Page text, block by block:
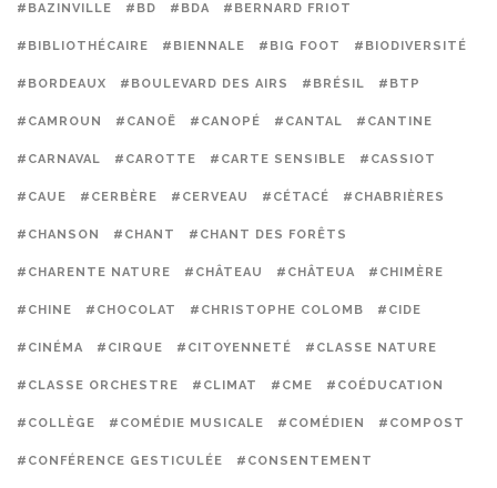
#BAZINVILLE #BD #BDA #BERNARD FRIOT
#BIBLIOTHÉCAIRE #BIENNALE #BIG FOOT #BIODIVERSITÉ
#BORDEAUX #BOULEVARD DES AIRS #BRÉSIL #BTP
#CAMROUN #CANOË #CANOPÉ #CANTAL #CANTINE
#CARNAVAL #CAROTTE #CARTE SENSIBLE #CASSIOT
#CAUE #CERBÈRE #CERVEAU #CÉTACÉ #CHABRIÈRES
#CHANSON #CHANT #CHANT DES FORÊTS
#CHARENTE NATURE #CHÂTEAU #CHÂTEUA #CHIMÈRE
#CHINE #CHOCOLAT #CHRISTOPHE COLOMB #CIDE
#CINÉMA #CIRQUE #CITOYENNETÉ #CLASSE NATURE
#CLASSE ORCHESTRE #CLIMAT #CME #COÉDUCATION
#COLLÈGE #COMÉDIE MUSICALE #COMÉDIEN #COMPOST
#CONFÉRENCE GESTICULÉE #CONSENTEMENT